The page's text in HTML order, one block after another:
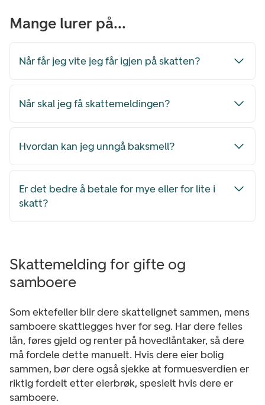
Mange lurer på...
Når får jeg vite jeg får igjen på skatten?
Når skal jeg få skattemeldingen?
Hvordan kan jeg unngå baksmell?
Er det bedre å betale for mye eller for lite i
skatt?
Skattemelding for gifte og
samboere
Som ektefeller blir dere skattelignet sammen, mens
samboere skattlegges hver for seg. Har dere felles
lån, føres gjeld og renter på hovedlåntaker, så dere
må fordele dette manuelt. Hvis dere eier bolig
sammen, bør dere også sjekke at formuesverdien er
riktig fordelt etter eierbrøk, spesielt hvis dere er
samboere.